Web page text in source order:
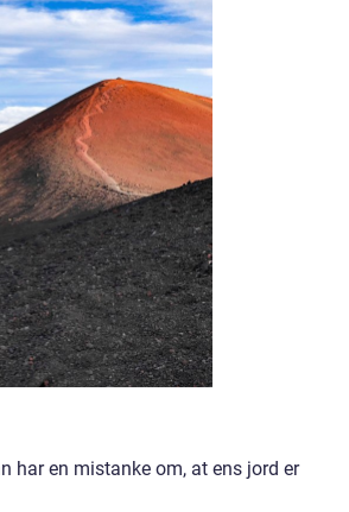
har en mistanke om, at ens jord er